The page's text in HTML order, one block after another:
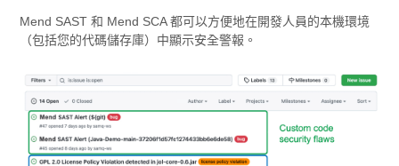
Mend SAST 和 Mend SCA 都可以方便地在開發人員的本機環境
（包括您的代碼儲存庫）中顯示安全警報。